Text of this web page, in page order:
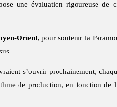
une évaluation rigoureuse de
Orient, pour soutenir la
s’ouvrir prochainement,
de production, en fonction de